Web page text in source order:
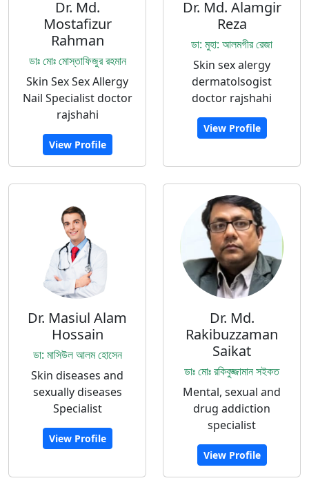
Dr. Md.
Mostafizur
Rahman
ডাঃ মোঃ মোস্তাফিজুর রহমান
Skin Sex Sex Allergy
Nail Specialist doctor
rajshahi
View Profile
Dr. Md. Alamgir
Reza
ডা: মুহা: আলমগীর রেজা
Skin sex alergy
dermatolsogist
doctor rajshahi
View Profile
Dr. Masiul Alam
Hossain
ডা: মাসিউল আলম হোসেন
Skin diseases and
sexually diseases
Specialist
View Profile
Dr. Md.
Rakibuzzaman
Saikat
ডাঃ মোঃ রকিবুজ্জামান সইকত
Mental, sexual and
drug addiction
specialist
View Profile